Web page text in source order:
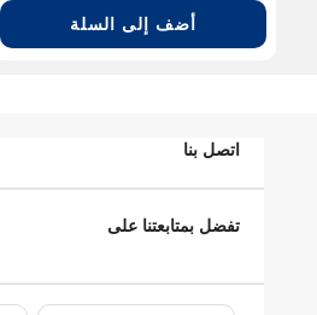
أضف إلى السلة
اتصل بنا
تفضل بمتابعتنا على